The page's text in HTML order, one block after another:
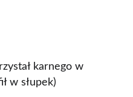
karnego w
w słupek)